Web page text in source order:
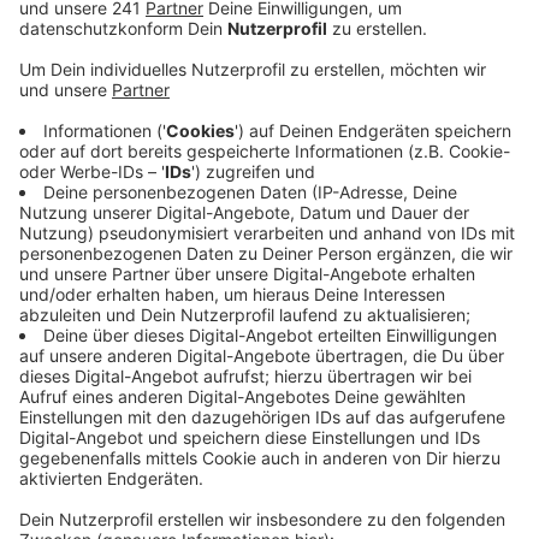
Alleine in Opladen und Wiesdorf fehlt derzeit fast
dreimal so viel Personal wie noch vor einer Woche.
Ausfälle gibt es auch im Klinikum Schlebusch, dennoch
sei die Situation beherrschbar, heißt es. Die Mitarbeiter
seien gut durchgeimpft und es gebe Notfallpläne. So
könnten zum Beispiel einzelne Bereiche
zusammengelegt werden um Personal einzusparen.
Auch bei den Corona-Patienten bleibt die Lage
dynamisch. 21 positive Fälle sind es heute, die
stationär behandelt werden müssen – darunter einer
auf der Intensiv. Bei einer Inzidenz von über 1000 sei
das jedoch weiterhin verhältnismäßig wenig, heißt es